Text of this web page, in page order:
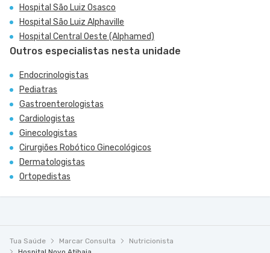
Hospital São Luiz Osasco
Hospital São Luiz Alphaville
Hospital Central Oeste (Alphamed)
Outros especialistas nesta unidade
Endocrinologistas
Pediatras
Gastroenterologistas
Cardiologistas
Ginecologistas
Cirurgiões Robótico Ginecológicos
Dermatologistas
Ortopedistas
Tua Saúde Marcar Consulta
Nutricionista